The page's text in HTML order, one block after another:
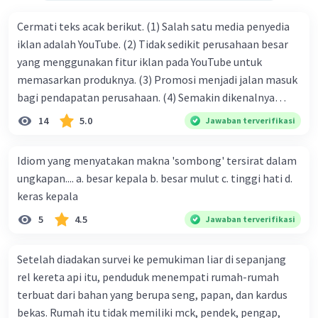
Cermati teks acak berikut. (1) Salah satu media penyedia
iklan adalah YouTube. (2) Tidak sedikit perusahaan besar
yang menggunakan fitur iklan pada YouTube untuk
memasarkan produknya. (3) Promosi menjadi jalan masuk
bagi pendapatan perusahaan. (4) Semakin dikenalnya
suatu produk oleh konsumen, semakin besar pula peluang
perusahaan kepada konsumen. Urutan yang tepat agar
menjadi teks eksposisi yang padu adalah .... A. (1)-(2)-(3)-
(4)-(5) B. (2)-(1)-(3)-(4)-(5) C. (3)-(1)-(2)-(5)-(4) D. (3)-(5)-
(4)-(1)-(2) E. (5)-(1)-(3)-(4)-(2)
14 5.0 Jawaban terverifikasi
Idiom yang menyatakan makna 'sombong' tersirat dalam
ungkapan.... a. besar kepala b. besar mulut c. tinggi hati d.
keras kepala
5 4.5 Jawaban terverifikasi
Setelah diadakan survei ke pemukiman liar di sepanjang
rel kereta api itu, penduduk menempati rumah-rumah
terbuat dari bahan yang berupa seng, papan, dan kardus
bekas. Rumah itu tidak memiliki mck, pendek, pengap,